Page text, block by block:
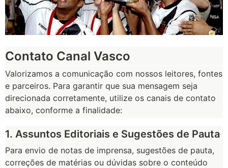
Contato Canal Vasco
Valorizamos a comunicação com nossos leitores, fontes
e parceiros. Para garantir que sua mensagem seja
direcionada corretamente, utilize os canais de contato
abaixo, conforme a finalidade:
1. Assuntos Editoriais e Sugestões de Pauta
Para envio de notas de imprensa, sugestões de pauta,
correções de matérias ou dúvidas sobre o conteúdo